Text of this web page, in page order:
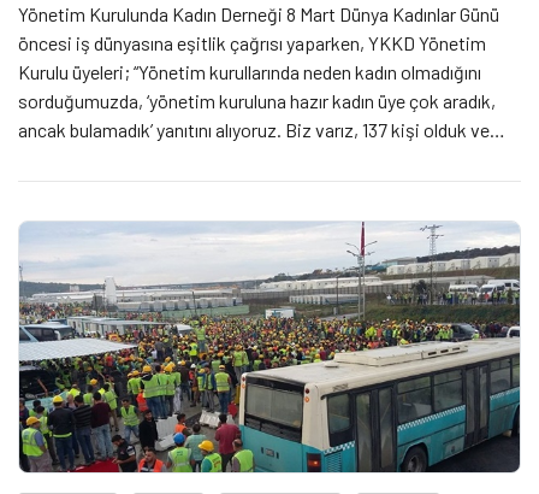
Yönetim Kurulunda Kadın Derneği 8 Mart Dünya Kadınlar Günü
öncesi iş dünyasına eşitlik çağrısı yaparken, YKKD Yönetim
Kurulu üyeleri; “Yönetim kurullarında neden kadın olmadığını
sorduğumuzda, ‘yönetim kuruluna hazır kadın üye çok aradık,
ancak bulamadık’ yanıtını alıyoruz. Biz varız, 137 kişi olduk ve